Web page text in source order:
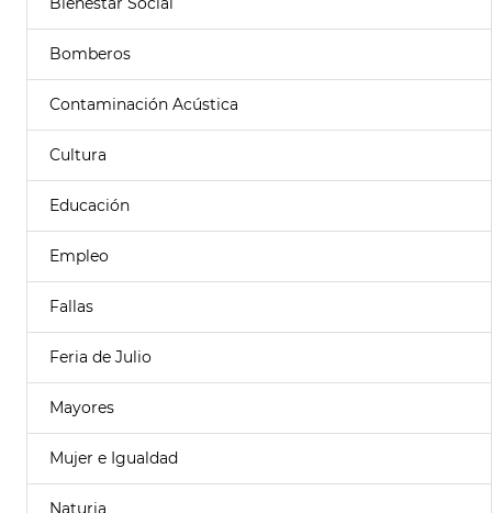
Bomberos
Contaminación Acústica
Cultura
Educación
Empleo
Fallas
Feria de Julio
Mayores
Mujer e Igualdad
Naturia